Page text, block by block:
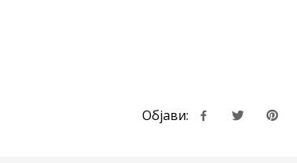
Објави: